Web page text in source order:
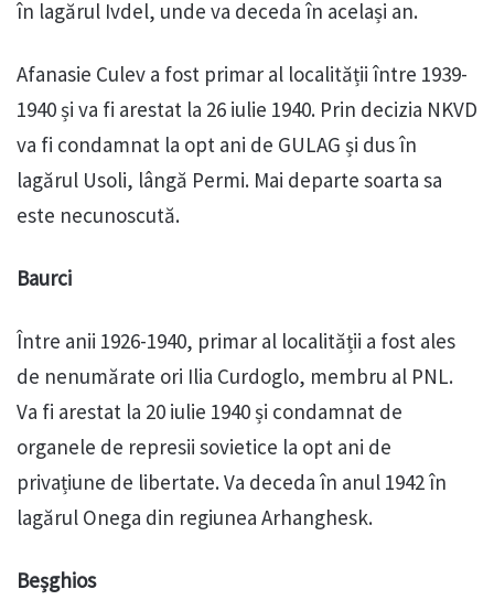
în lagărul Ivdel, unde va deceda în același an.
Afanasie Culev a fost primar al localității între 1939-
1940 și va fi arestat la 26 iulie 1940. Prin decizia NKVD
va fi condamnat la opt ani de GULAG și dus în
lagărul Usoli, lângă Permi. Mai departe soarta sa
este necunoscută.
Baurci
Între anii 1926-1940, primar al localității a fost ales
de nenumărate ori Ilia Curdoglo, membru al PNL.
Va fi arestat la 20 iulie 1940 și condamnat de
organele de represii sovietice la opt ani de
privațiune de libertate. Va deceda în anul 1942 în
lagărul Onega din regiunea Arhanghesk.
Beșghios